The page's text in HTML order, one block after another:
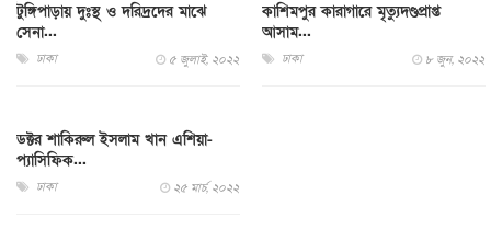
টুঙ্গিপাড়ায় দুঃস্থ ও দরিদ্রদের মাঝে
সেনা...
ঢাকা ৫ জুলাই, ২০২২
কাশিমপুর কারাগারে মৃত্যুদণ্ডপ্রাপ্ত
আসাম...
ঢাকা ৮ জুন, ২০২২
ডক্টর শাকিরুল ইসলাম খান এশিয়া-
প্যাসিফিক...
ঢাকা ২৫ মার্চ, ২০২২